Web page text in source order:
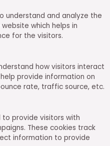
understand and analyze the
which helps in
for the visitors.
how visitors interact
provide information on
rate, traffic source, etc.
provide visitors with
These cookies track
information to provide